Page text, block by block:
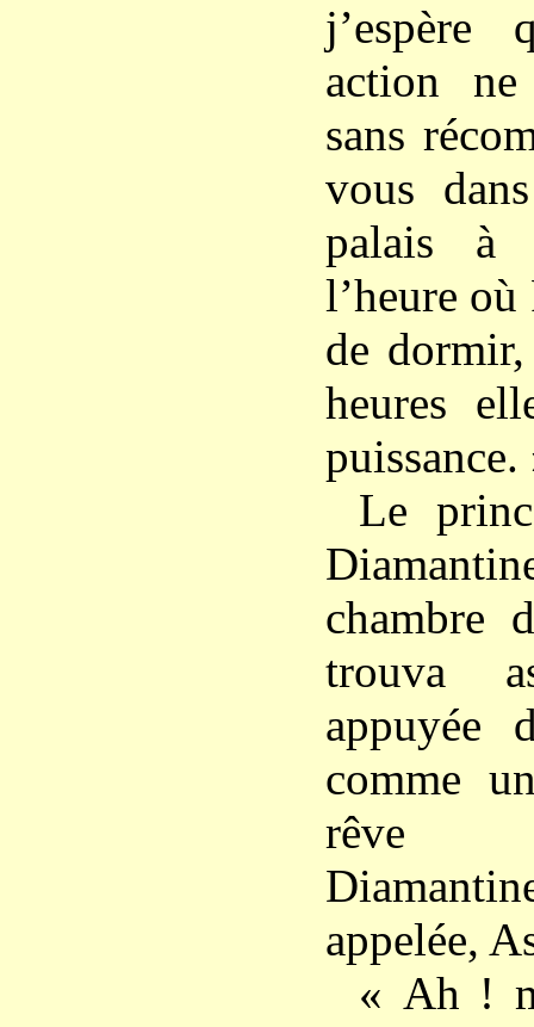
j’espère
action ne
sans
vous
palais à
l’heure
de
heures
puissance.
Le
chambre
trouva
appuyée
comme
rêve
appelée,
« Ah !